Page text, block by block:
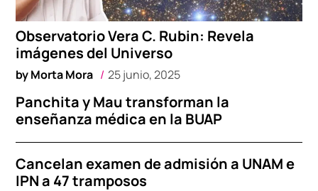
Observatorio Vera C. Rubin: Revela
imágenes del Universo
byMorta Mora 25 junio, 2025
Panchita y Mau transforman la
enseñanza médica en la BUAP
Cancelan examen de admisión a UNAM e
IPN a 47 tramposos